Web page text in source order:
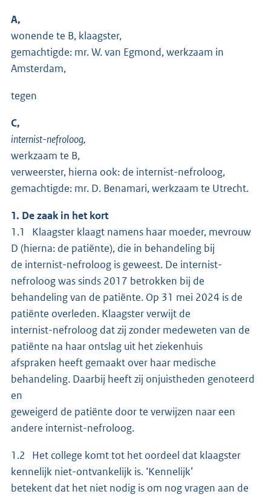
A,
wonende te B, klaagster,
gemachtigde: mr. W. van Egmond, werkzaam in
Amsterdam,
tegen
C,
internist-nefroloog,
werkzaam te B,
verweerster, hierna ook: de internist-nefroloog,
gemachtigde: mr. D. Benamari, werkzaam te Utrecht.
1. De zaak in het kort
1.1 Klaagster klaagt namens haar moeder, mevrouw
D (hierna: de patiënte), die in behandeling bij
de internist-nefroloog is geweest. De internist-
nefroloog was sinds 2017 betrokken bij de
behandeling van de patiënte. Op 31 mei 2024 is de
patiënte overleden. Klaagster verwijt de
internist-nefroloog dat zij zonder medeweten van de
patiënte na haar ontslag uit het ziekenhuis
afspraken heeft gemaakt over haar medische
behandeling. Daarbij heeft zij onjuistheden genoteerd
en
geweigerd de patiënte door te verwijzen naar een
andere internist-nefroloog.
1.2 Het college komt tot het oordeel dat klaagster
kennelijk niet-ontvankelijk is. ‘Kennelijk’
betekent dat het niet nodig is om nog vragen aan de